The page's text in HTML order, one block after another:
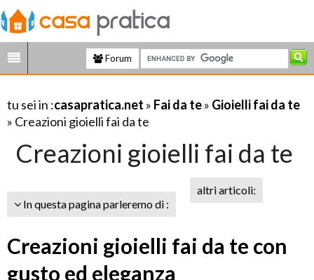
Forum
tu sei in :casapratica.net » Fai da te» Gioielli fai da te
» Creazioni gioielli fai da te
Creazioni gioielli fai da te
In questa pagina parleremo di :
altri articoli:
Creazioni gioielli fai da te con
gusto ed eleganza